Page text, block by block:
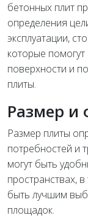
бетонных плит
определения
эксплуатации,
которые
поверхности и
плиты.
Размер и
Размер плиты
потребностей и
могут быть
пространствах,
быть лучшим
площадок.